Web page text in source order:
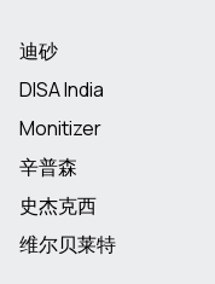
迪砂
DISA India
Monitizer
辛普森
史杰克西
维尔贝莱特